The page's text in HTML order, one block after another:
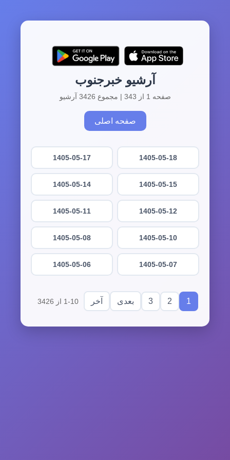
آرشیو خبرجنوب
صفحه 1 از 343 | مجموع 3426 آرشیو
صفحه اصلی
1405-05-18
1405-05-17
1405-05-15
1405-05-14
1405-05-12
1405-05-11
1405-05-10
1405-05-08
1405-05-07
1405-05-06
1
2
3 بعدی آخر 1-10 از 3426